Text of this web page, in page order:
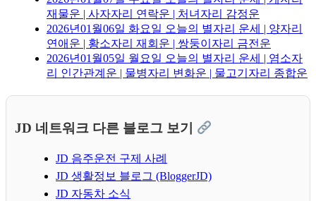
재물운 | 사자자리 연락운 | 처녀자리 감정운
2026년01월06일 화요일 오늘의 별자리 운세 | 양자리
연애운 | 황소자리 재회운 | 쌍둥이자리 금전운
2026년01월05일 월요일 오늘의 별자리 운세 | 염소자
리 인간관계운 | 물병자리 변화운 | 물고기자리 종합운
JD 네트워크 다른 블로그 보기
JD 음주운전 구제 사례
JD 생활정보 블로그 (BloggerJD)
JD 자동차 소식